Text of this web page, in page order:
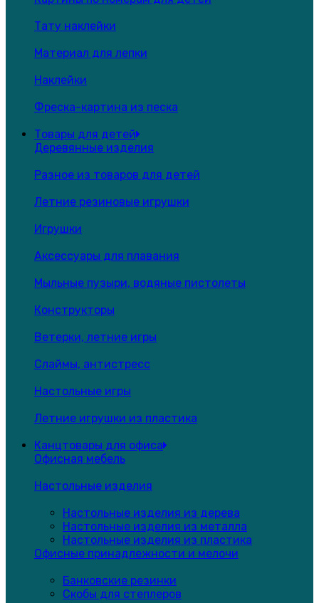
Тату наклейки
Материал для лепки
Наклейки
Фреска-картина из песка
Товары для детей
Деревянные изделия
Разное из товаров для детей
Летние резиновые игрушки
Игрушки
Аксессуары для плавания
Мыльные пузыри, водяные пистолеты
Конструкторы
Ветерки, летние игры
Слаймы, антистресс
Настольные игры
Летние игрушки из пластика
Канцтовары для офиса
Офисная мебель
Настольные изделия
Настольные изделия из дерева
Настольные изделия из металла
Настольные изделия из пластика
Офисные принадлежности и мелочи
Банковские резинки
Скобы для степлеров